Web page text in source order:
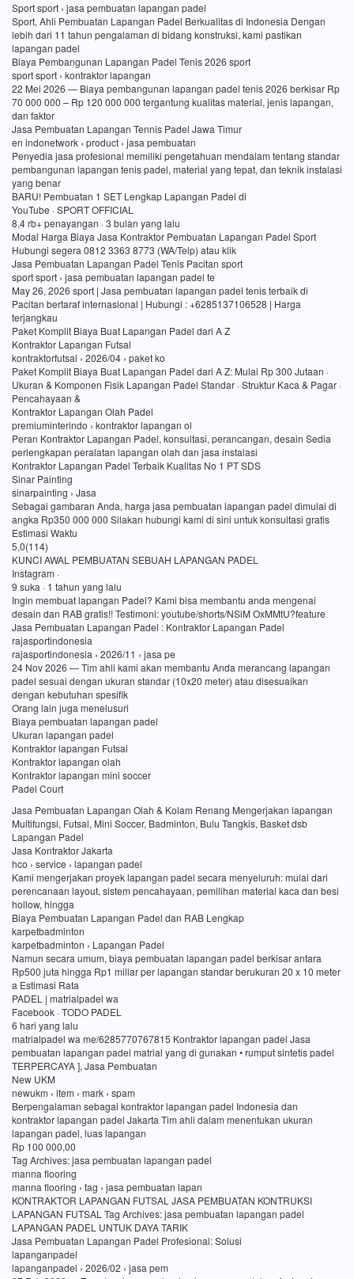
Sport sport › jasa pembuatan lapangan padel
Sport, Ahli Pembuatan Lapangan Padel Berkualitas di Indonesia Dengan
lebih dari 11 tahun pengalaman di bidang konstruksi, kami pastikan
lapangan padel
Biaya Pembangunan Lapangan Padel Tenis 2026 sport
sport sport › kontraktor lapangan
22 Mei 2026 — Biaya pembangunan lapangan padel tenis 2026 berkisar Rp
70 000 000 – Rp 120 000 000 tergantung kualitas material, jenis lapangan,
dan faktor
Jasa Pembuatan Lapangan Tennis Padel Jawa Timur
en indonetwork › product › jasa pembuatan
Penyedia jasa profesional memiliki pengetahuan mendalam tentang standar
pembangunan lapangan tenis padel, material yang tepat, dan teknik instalasi
yang benar
BARU! Pembuatan 1 SET Lengkap Lapangan Padel di
YouTube · SPORT OFFICIAL
8,4 rb+ penayangan · 3 bulan yang lalu
Modal Harga Biaya Jasa Kontraktor Pembuatan Lapangan Padel Sport
Hubungi segera 0812 3363 8773 (WA/Telp) atau klik
Jasa Pembuatan Lapangan Padel Tenis Pacitan sport
sport sport › jasa pembuatan lapangan padel te
May 26, 2026 sport | Jasa pembuatan lapangan padel tenis terbaik di
Pacitan bertaraf internasional | Hubungi : +6285137106528 | Harga
terjangkau
Paket Komplit Biaya Buat Lapangan Padel dari A Z
Kontraktor Lapangan Futsal
kontraktorfutsal › 2026/04 › paket ko
Paket Komplit Biaya Buat Lapangan Padel dari A Z: Mulai Rp 300 Jutaan ·
Ukuran & Komponen Fisik Lapangan Padel Standar · Struktur Kaca & Pagar ·
Pencahayaan &
Kontraktor Lapangan Olah Padel
premiuminterindo › kontraktor lapangan ol
Peran Kontraktor Lapangan Padel, konsultasi, perancangan, desain Sedia
perlengkapan peralatan lapangan olah dan jasa instalasi
Kontraktor Lapangan Padel Terbaik Kualitas No 1 PT SDS
Sinar Painting
sinarpainting › Jasa
Sebagai gambaran Anda, harga jasa pembuatan lapangan padel dimulai di
angka Rp350 000 000 Silakan hubungi kami di sini untuk konsultasi gratis
Estimasi Waktu
5,0(114)
KUNCI AWAL PEMBUATAN SEBUAH LAPANGAN PADEL
Instagram ·
9 suka · 1 tahun yang lalu
Ingin membuat lapangan Padel? Kami bisa membantu anda mengenai
desain dan RAB gratis!! Testimoni: youtube/shorts/NSiM OxMMtU?feature
Jasa Pembuatan Lapangan Padel : Kontraktor Lapangan Padel
rajasportindonesia
rajasportindonesia › 2026/11 › jasa pe
24 Nov 2026 — Tim ahli kami akan membantu Anda merancang lapangan
padel sesuai dengan ukuran standar (10x20 meter) atau disesuaikan
dengan kebutuhan spesifik
Orang lain juga menelusuri
Biaya pembuatan lapangan padel
Ukuran lapangan padel
Kontraktor lapangan Futsal
Kontraktor lapangan olah
Kontraktor lapangan mini soccer
Padel Court
Jasa Pembuatan Lapangan Olah & Kolam Renang Mengerjakan lapangan
Multifungsi, Futsal, Mini Soccer, Badminton, Bulu Tangkis, Basket dsb
Lapangan Padel
Jasa Kontraktor Jakarta
hco › service › lapangan padel
Kami mengerjakan proyek lapangan padel secara menyeluruh: mulai dari
perencanaan layout, sistem pencahayaan, pemilihan material kaca dan besi
hollow, hingga
Biaya Pembuatan Lapangan Padel dan RAB Lengkap
karpetbadminton
karpetbadminton › Lapangan Padel
Namun secara umum, biaya pembuatan lapangan padel berkisar antara
Rp500 juta hingga Rp1 miliar per lapangan standar berukuran 20 x 10 meter
a Estimasi Rata
PADEL | matrialpadel wa
Facebook · TODO PADEL
6 hari yang lalu
matrialpadel wa me/6285770767815 Kontraktor lapangan padel Jasa
pembuatan lapangan padel matrial yang di gunakan • rumput sintetis padel
TERPERCAYA ], Jasa Pembuatan
New UKM
newukm › item › mark › spam
Berpengalaman sebagai kontraktor lapangan padel Indonesia dan
kontraktor lapangan padel Jakarta Tim ahli dalam menentukan ukuran
lapangan padel, luas lapangan
Rp 100 000,00
Tag Archives: jasa pembuatan lapangan padel
manna flooring
manna flooring › tag › jasa pembuatan lapan
KONTRAKTOR LAPANGAN FUTSAL JASA PEMBUATAN KONTRUKSI
LAPANGAN FUTSAL Tag Archives: jasa pembuatan lapangan padel
LAPANGAN PADEL UNTUK DAYA TARIK
Jasa Pembuatan Lapangan Padel Profesional: Solusi
lapanganpadel
lapanganpadel › 2026/02 › jasa pem